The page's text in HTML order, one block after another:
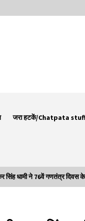
जरा हटकें/Chatpata
धामी ने 76वें गणतंत्र दिवस